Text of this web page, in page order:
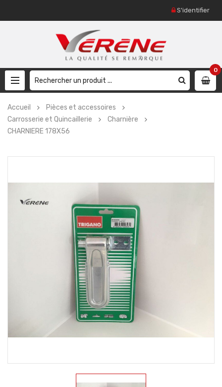
S'identifier
0
Accueil
Pièces et accessoires
Carrosserie et Quincaillerie
Charnière
CHARNIERE 178X56